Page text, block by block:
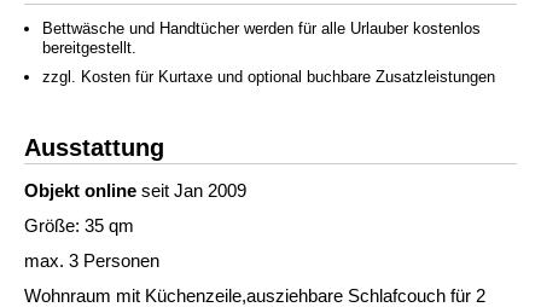
Bettwäsche und Handtücher werden für alle Urlauber kostenlos
bereitgestellt.
zzgl. Kosten für Kurtaxe und optional buchbare Zusatzleistungen
Ausstattung
Objekt online seit Jan 2009
Größe: 35 qm
max. 3 Personen
Wohnraum mit Küchenzeile,ausziehbare Schlafcouch für 2